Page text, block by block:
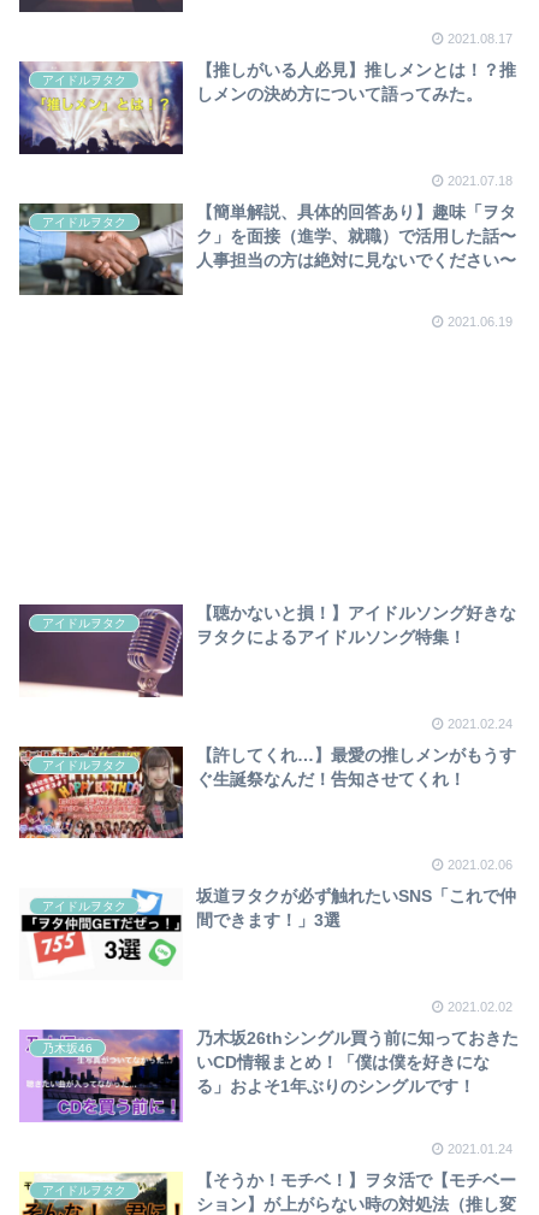
2021.08.17
アイドルヲタク
【推しがいる人必見】推しメンとは！？推
しメンの決め方について語ってみた。
2021.07.18
アイドルヲタク
【簡単解説、具体的回答あり】趣味「ヲタ
ク」を面接（進学、就職）で活用した話〜
人事担当の方は絶対に見ないでください〜
2021.06.19
アイドルヲタク
【聴かないと損！】アイドルソング好きな
ヲタクによるアイドルソング特集！
2021.02.24
アイドルヲタク
【許してくれ…】最愛の推しメンがもうす
ぐ生誕祭なんだ！告知させてくれ！
2021.02.06
アイドルヲタク
坂道ヲタクが必ず触れたいSNS「これで仲
間できます！」3選
2021.02.02
乃木坂46
乃木坂26thシングル買う前に知っておきた
いCD情報まとめ！「僕は僕を好きにな
る」およそ1年ぶりのシングルです！
2021.01.24
アイドルヲタク
【そうか！モチベ！】ヲタ活で【モチベー
ション】が上がらない時の対処法（推し変